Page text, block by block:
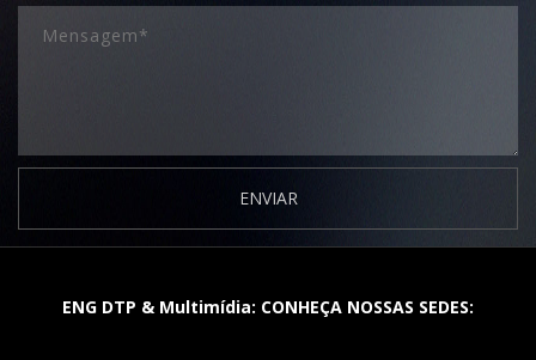
ENVIAR
ENG DTP & Multimídia: CONHEÇA NOSSAS SEDES: